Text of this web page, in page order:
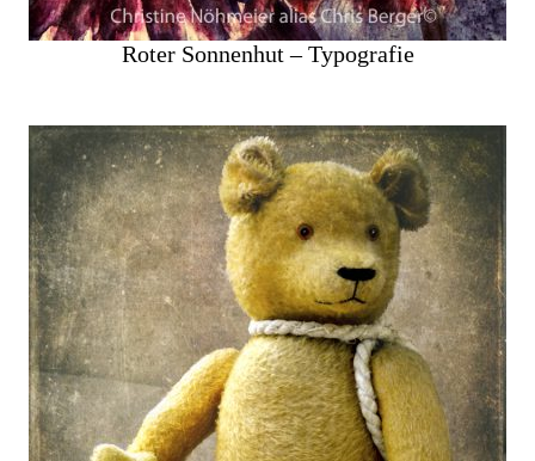
Roter Sonnenhut – Typografie